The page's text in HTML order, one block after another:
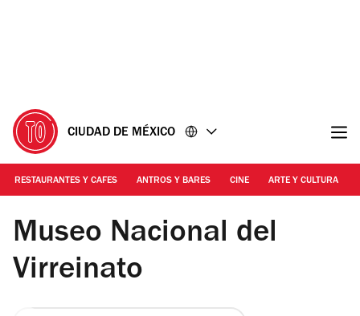
CIUDAD DE MÉXICO
RESTAURANTES Y CAFES ANTROS Y BARES CINE ARTE Y CULTURA
Foto: Gustavo Morales
Museo Nacional del
Virreinato